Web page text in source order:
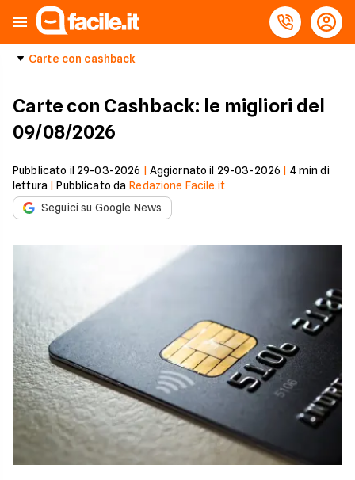
Carte con cashback
Carte con Cashback: le migliori del
09/08/2026
Pubblicato il 29-03-2026 Aggiornato il 29-03-2026 4min di
lettura |Pubblicato da Redazione Facile.it
Seguici su Google News